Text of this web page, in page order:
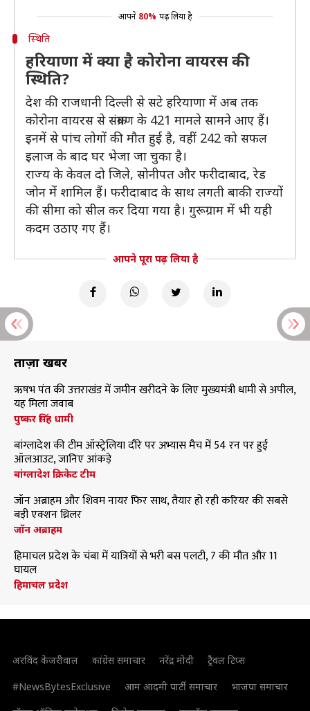
आपने 80% पढ़ लिया है
स्थिति
हरियाणा में क्या है कोरोना वायरस की
स्थिति?
देश की राजधानी दिल्ली से सटे हरियाणा में अब तक
कोरोना वायरस से संक्रमण के 421 मामले सामने आए हैं।
इनमें से पांच लोगों की मौत हुई है, वहीं 242 को सफल
इलाज के बाद घर भेजा जा चुका है।
राज्य के केवल दो जिले, सोनीपत और फरीदाबाद, रेड
जोन में शामिल हैं। फरीदाबाद के साथ लगती बाकी राज्यों
की सीमा को सील कर दिया गया है। गुरूग्राम में भी यही
कदम उठाए गए हैं।
आपने पूरा पढ़ लिया है
ताज़ा खबरें
ऋषभ पंत की उत्तराखंड में जमीन खरीदने के लिए मुख्यमंत्री धामी से अपील,
यह मिला जवाब
पुष्कर सिंह धामी
बांग्लादेश की टीम ऑस्ट्रेलिया दौरे पर अभ्यास मैच में 54 रन पर हुई
ऑलआउट, जानिए आंकड़े
बांग्लादेश क्रिकेट टीम
जॉन अब्राहम और शिवम नायर फिर साथ, तैयार हो रही करियर की सबसे
बड़ी एक्शन थ्रिलर
जॉन अब्राहम
हिमाचल प्रदेश के चंबा में यात्रियों से भरी बस पलटी, 7 की मौत और 11
घायल
हिमाचल प्रदेश
अरविंद केजरीवाल कांग्रेस समाचार नरेंद्र मोदी
ट्रैवल टिप्स
#NewsBytesExclusive
आम आदमी पार्टी समाचार
भाजपा समाचार